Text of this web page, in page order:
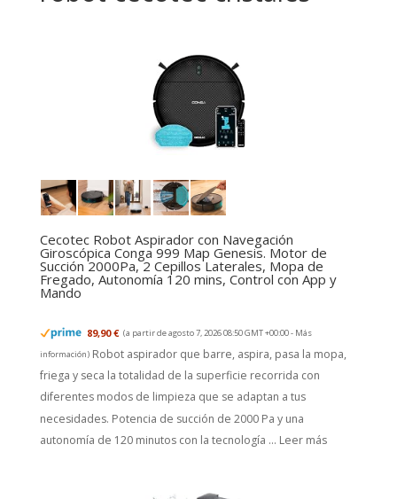
Cecotec Robot Aspirador con Navegación
Giroscópica Conga 999 Map Genesis. Motor de
Succión 2000Pa, 2 Cepillos Laterales, Mopa de
Fregado, Autonomía 120 mins, Control con App y
Mando
89,90 € (a partir de agosto 7, 2026 08:50 GMT +00:00 - Más
información) Robot aspirador que barre, aspira, pasa la mopa,
friega y seca la totalidad de la superficie recorrida con
diferentes modos de limpieza que se adaptan a tus
necesidades. Potencia de succión de 2000 Pa y una
autonomía de 120 minutos con la tecnología ... Leer más